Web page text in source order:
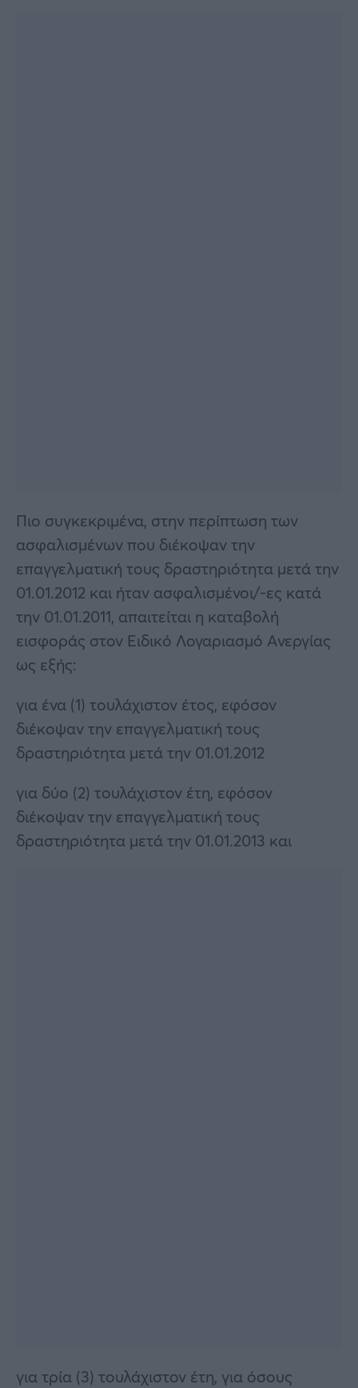
Πιο συγκεκριμένα, στην περίπτωση των
ασφαλισμένων που διέκοψαν την
επαγγελματική τους δραστηριότητα μετά την
01.01.2012 και ήταν ασφαλισμένοι/-ες κατά
την 01.01.2011, απαιτείται η καταβολή
εισφοράς στον Ειδικό Λογαριασμό Ανεργίας
ως εξής:
για ένα (1) τουλάχιστον έτος, εφόσον
διέκοψαν την επαγγελματική τους
δραστηριότητα μετά την 01.01.2012
για δύο (2) τουλάχιστον έτη, εφόσον
διέκοψαν την επαγγελματική τους
δραστηριότητα μετά την 01.01.2013 και
για τρία (3) τουλάχιστον έτη, για όσους